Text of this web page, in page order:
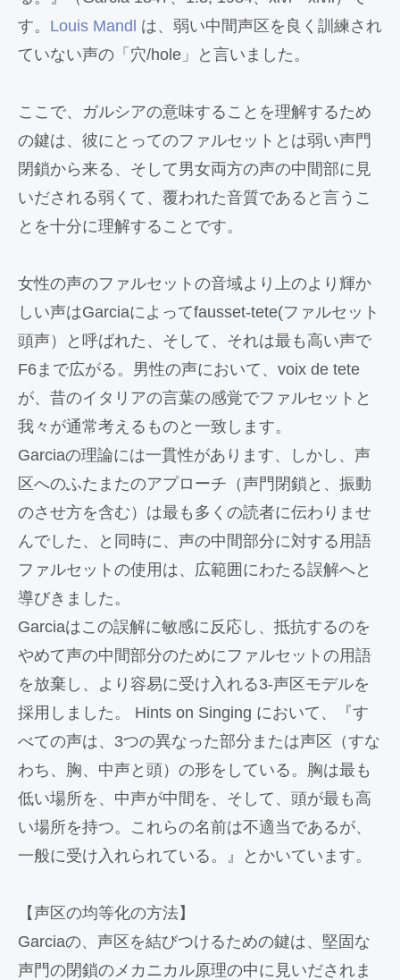
す。 Louis Mandl は、弱い中間声区を良く訓練され
ていない声の「穴/hole」と言いました。
ここで、ガルシアの意味することを理解するため
の鍵は、彼にとってのファルセットとは弱い声門
閉鎖から来る、そして男女両方の声の中間部に見
いだされる弱くて、覆われた音質であると言うこ
とを十分に理解することです。
女性の声のファルセットの音域より上のより輝か
しい声はGarciaによってfausset-tete(ファルセット
頭声）と呼ばれた、そして、それは最も高い声で
F6まで広がる。 男性の声において、voix de tete
が、昔のイタリアの言葉の感覚でファルセットと
我々が通常考えるものと一致します。
Garciaの理論には一貫性があります、しかし、声
区へのふたまたのアプローチ（声門閉鎖と、振動
のさせ方を含む）は最も多くの読者に伝わりませ
んでした、と同時に、声の中間部分に対する用語
ファルセットの使用は、広範囲にわたる誤解へと
導びきました。
Garciaはこの誤解に敏感に反応し、抵抗するのを
やめて声の中間部分のためにファルセットの用語
を放棄し、より容易に受け入れる3-声区モデルを
採用しました。 Hints on Singing において、『す
べての声は、3つの異なった部分または声区（すな
わち、胸、中声と頭）の形をしている。胸は最も
低い場所を、中声が中間を、そして、頭が最も高
い場所を持つ。これらの名前は不適当であるが、
一般に受け入れられている。』とかいています。
【声区の均等化の方法】
Garciaの、声区を結びつけるための鍵は、堅固な
声門の閉鎖のメカニカル原理の中に見いだされま